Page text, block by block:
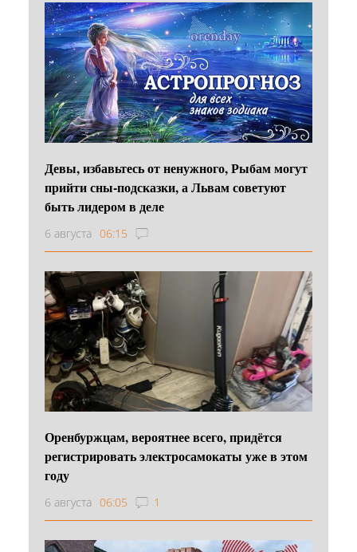
Девы, избавьтесь от ненужного, Рыбам могут
прийти сны-подсказки, а Львам советуют
быть лидером в деле
6 августа 06:15
Оренбуржцам, вероятнее всего, придётся
регистрировать электросамокаты уже в этом
году
6 августа 06:05 1